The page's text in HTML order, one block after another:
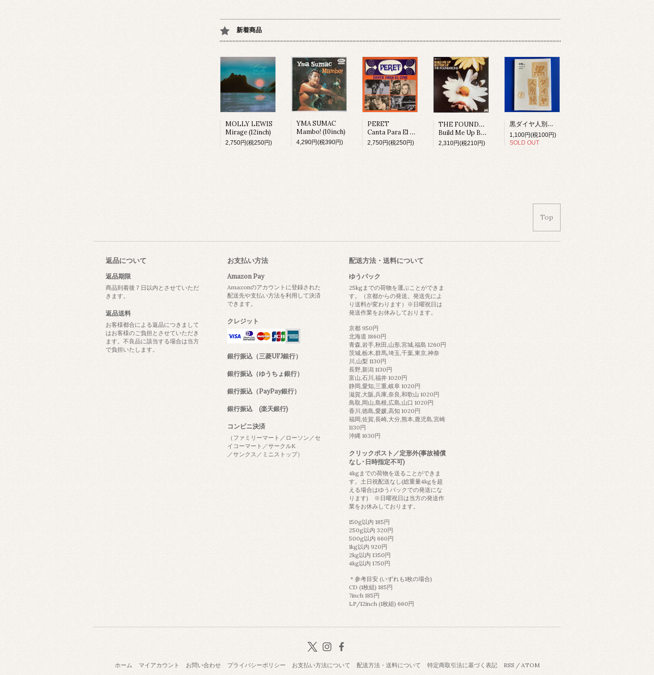
新着商品
MOLLY LEWIS
Mirage (12inch)
2,750円(税250円)
YMA SUMAC
Mambo! (10inch)
4,290円(税390円)
PERET
Canta Para El Cine (LP)
2,750円(税250円)
THE FOUNDATIONS
Build Me Up Buttercup (LP)
2,310円(税210円)
黒ダイヤ人別帳 テイチク編 (BOOK)
1,100円(税100円)
SOLD OUT
Top
返品について
返品期限
商品到着後７日以内とさせていただ
きます。
返品送料
お客様都合による返品につきまして
はお客様のご負担とさせていただき
ます。不良品に該当する場合は当方
で負担いたします。
お支払い方法
Amazon Pay
Amazonのアカウントに登録された
配送先や支払い方法を利用して決済
できます。
クレジット
銀行振込（三菱UFJ銀行）
銀行振込（ゆうちょ銀行）
銀行振込（PayPay銀行）
銀行振込 (楽天銀行)
コンビニ決済
（ファミリーマート／ローソン／セ
イコーマート／サークルK
／サンクス／ミニストップ）
配送方法・送料について
ゆうパック
25kgまでの荷物を運ぶことができま
す。（京都からの発送。発送先によ
り送料が変わります）※日曜祝日は
発送作業をお休みしております。
京都 950円
北海道 1860円
青森,岩手,秋田,山形,宮城,福島 1260円
茨城,栃木,群馬,埼玉,千葉,東京,神奈
川,山梨 1130円
長野,新潟 1130円
富山,石川,福井 1020円
静岡,愛知,三重,岐阜 1020円
滋賀,大阪,兵庫,奈良,和歌山 1020円
鳥取,岡山,島根,広島,山口 1020円
香川,徳島,愛媛,高知 1020円
福岡,佐賀,長崎,大分,熊本,鹿児島,宮崎
1130円
沖縄 1630円
クリックポスト／定形外(事故補償
なし･日時指定不可)
4kgまでの荷物を送ることができま
す。土日祝配送なし(総重量4kgを超
える場合はゆうパックでの発送にな
ります) ※日曜祝日は当方の発送作
業をお休みしております。
150g以内 185円
250g以内 320円
500g以内 660円
1kg以内 920円
2kg以内 1350円
4kg以内 1750円
＊参考目安 (いずれも1枚の場合)
CD (1枚組) 185円
7inch 185円
LP/12inch (1枚組) 660円
ホーム マイアカウント お問い合わせ プライバシーポリシー お支払い方法について 配送方法・送料について 特定商取引法に基づく表記 RSS / ATOM